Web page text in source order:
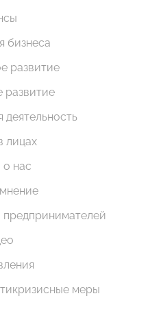
бизнеса
развитие
развитие
лицах
о нас
меры